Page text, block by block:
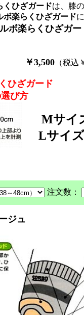
くひざガードは、膝
ボ楽らくひざガード
ボ楽らくひざガー
￥3,500 （税込
ひざガード
び方
Mサイ
Lサイズ
注文数：
ジュ